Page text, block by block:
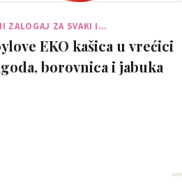
ZALOGAJ ZA SVAKI I…
EKO kašica u vrećici
borovnica i jabuka